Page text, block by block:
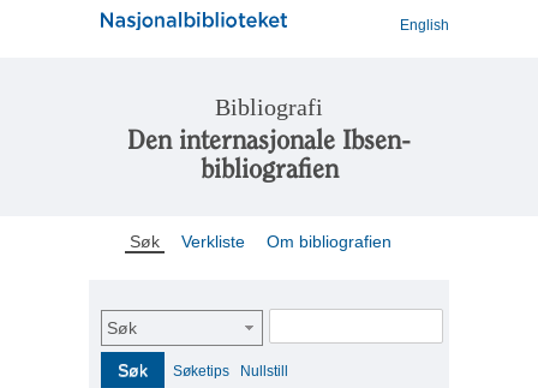
English
Bibliografi
Den internasjonale Ibsen-
bibliografien
Søk Verkliste Om bibliografien
Søk
Søk Søketips Nullstill